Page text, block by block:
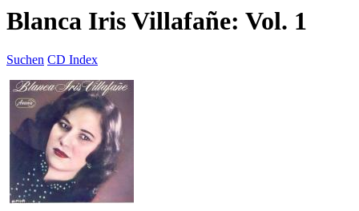
Blanca Iris Villafañe: Vol. 1
Suchen CD Index